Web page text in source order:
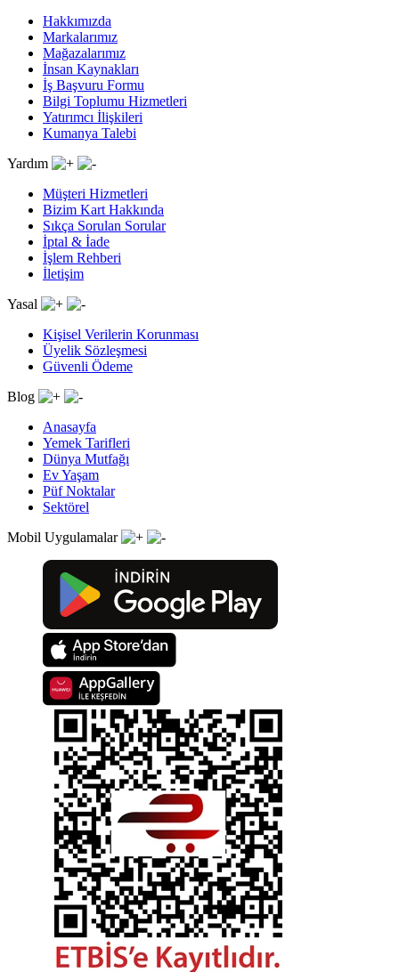
Hakkımızda
Markalarımız
Mağazalarımız
İnsan Kaynakları
İş Başvuru Formu
Bilgi Toplumu Hizmetleri
Yatırımcı İlişkileri
Kumanya Talebi
Yardım
Müşteri Hizmetleri
Bizim Kart Hakkında
Sıkça Sorulan Sorular
İptal & İade
İşlem Rehberi
İletişim
Yasal
Kişisel Verilerin Korunması
Üyelik Sözleşmesi
Güvenli Ödeme
Blog
Anasayfa
Yemek Tarifleri
Dünya Mutfağı
Ev Yaşam
Püf Noktalar
Sektörel
Mobil Uygulamalar